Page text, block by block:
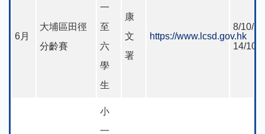
6月
大埔區田徑
分齡賽
一
至
六
學
生
康
文
署
https://www.lcsd.gov.hk
8/10/
14/10/
小
一